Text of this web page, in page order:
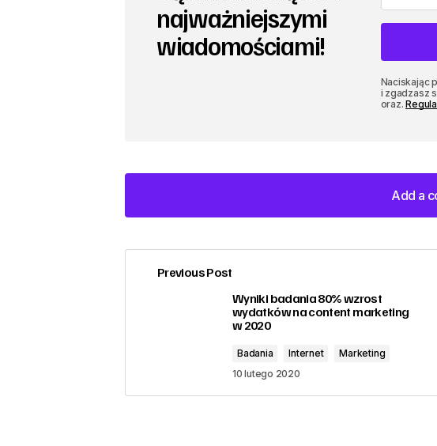
najważniejszymi
wiadomościami!
Naciskając
i zgadzasz
oraz.
Add a
Add a
zalogować
Previous Post
Wyniki badania 80% wzrost
wydatków na content marketing
w 2020
Badania Internet
Marketing
10 lutego 2020